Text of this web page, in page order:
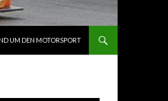
UM DEN MOTORSPORT